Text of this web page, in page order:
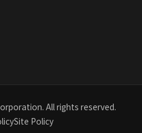
All rights reserved.
Site Policy